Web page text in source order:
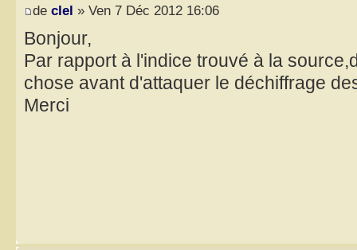
de clel » Ven 7 Déc 2012 16:06
Bonjour,
Par rapport à l'indice trouvé à la
chose avant d'attaquer le déchiffrage
Merci